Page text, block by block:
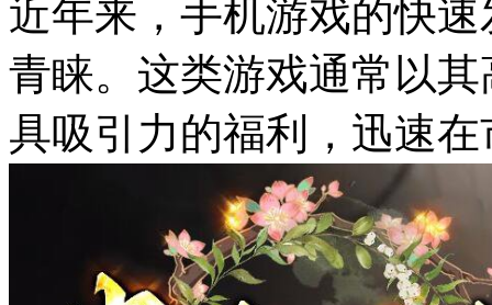
近年来，手机游戏的快
青睐。这类游戏通常以
具吸引力的福利，迅速